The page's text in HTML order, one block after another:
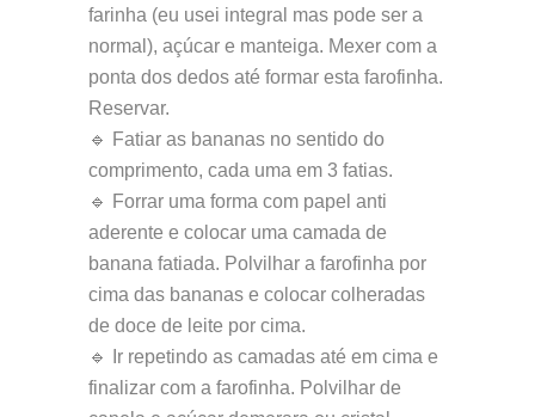
farinha (eu usei integral mas pode ser a
normal), açúcar e manteiga. Mexer com a
ponta dos dedos até formar esta farofinha.
Reservar.
🔹 Fatiar as bananas no sentido do
comprimento, cada uma em 3 fatias.
🔹 Forrar uma forma com papel anti
aderente e colocar uma camada de
banana fatiada. Polvilhar a farofinha por
cima das bananas e colocar colheradas
de doce de leite por cima.
🔹 Ir repetindo as camadas até em cima e
finalizar com a farofinha. Polvilhar de